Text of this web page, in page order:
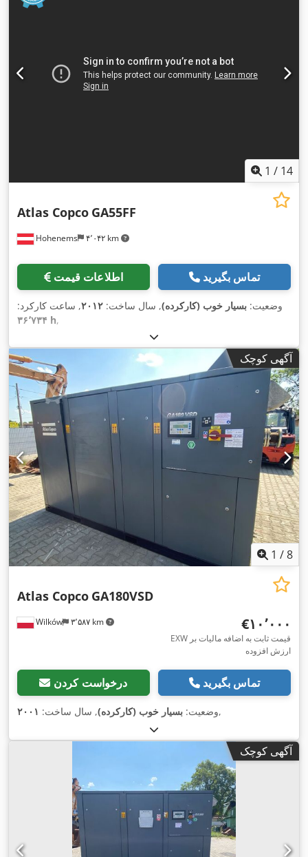
1 / 14
Hohenems ۴٬۰۴۲ km
Atlas Copco GA55FF
اطلاعات قیمت تماس بگیرید
وضعیت: بسیار خوب (کارکرده), سال ساخت: ۲۰۱۲, ساعت کارکرد:
۳۶٬۷۳۴ h,
آگهی کوچک
1 /8
Wilków ۳٬۵۸۷ km
Atlas Copco GA180VSD
‎€۱۰٬۰۰۰
EXW قیمت ثابت به اضافه مالیات بر
ارزش افزوده
درخواست کردن تماس بگیرید
وضعیت: بسیار خوب (کارکرده), سال ساخت: ۲۰۰۱ ,
آگهی کوچک